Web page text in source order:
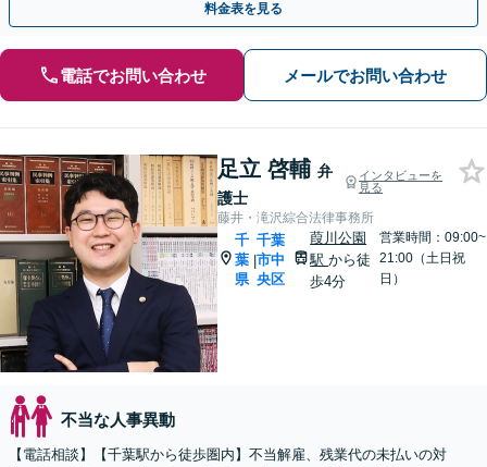
料金表を見る
電話でお問い合わせ メールでお問い合わせ
足立 啓輔 弁
護士
インタビューを
見る
藤井・滝沢綜合法律事務所
千
葉
県
|
千葉
市中
央区
葭川公園
駅から徒
歩4分
営業時間：09:00~
21:00（土日祝
日）
不当な人事異動
【電話相談】【千葉駅から徒歩圏内】不当解雇、残業代の未払いの対